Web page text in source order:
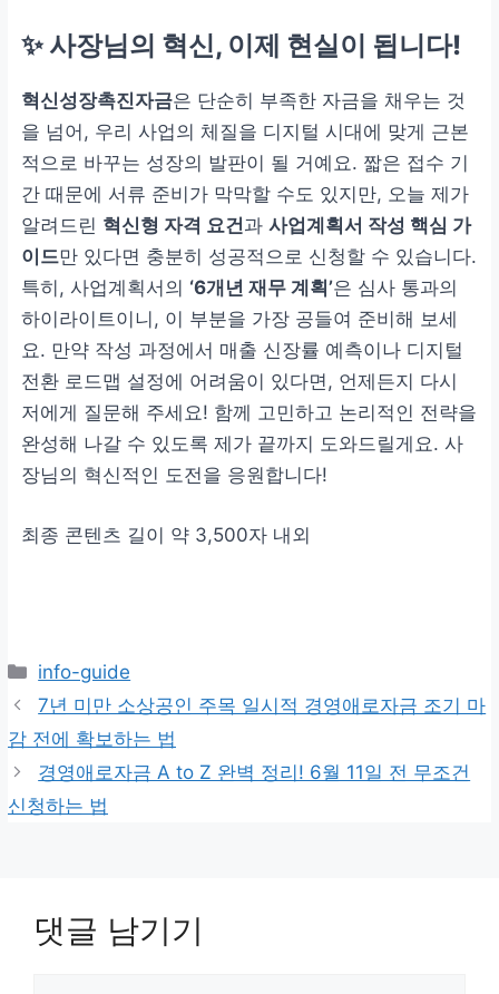
✨ 사장님의 혁신, 이제 현실이 됩니다!
혁신성장촉진자금은 단순히 부족한 자금을 채우는 것
을 넘어, 우리 사업의 체질을 디지털 시대에 맞게 근본
적으로 바꾸는 성장의 발판이 될 거예요. 짧은 접수 기
간 때문에 서류 준비가 막막할 수도 있지만, 오늘 제가
알려드린 혁신형 자격 요건과 사업계획서 작성 핵심 가
이드만 있다면 충분히 성공적으로 신청할 수 있습니다.
특히, 사업계획서의 ‘6개년 재무 계획’은 심사 통과의
하이라이트이니, 이 부분을 가장 공들여 준비해 보세
요. 만약 작성 과정에서 매출 신장률 예측이나 디지털
전환 로드맵 설정에 어려움이 있다면, 언제든지 다시
저에게 질문해 주세요! 함께 고민하고 논리적인 전략을
완성해 나갈 수 있도록 제가 끝까지 도와드릴게요. 사
장님의 혁신적인 도전을 응원합니다!
최종 콘텐츠 길이 약 3,500자 내외
카
테
리
info-guide
7년 미만 소상공인 주목 일시적 경영애로자금 조기 마
감 전에 확보하는 법
경영애로자금 A to Z 완벽 정리! 6월 11일 전 무조건
신청하는 법
댓글 남기기